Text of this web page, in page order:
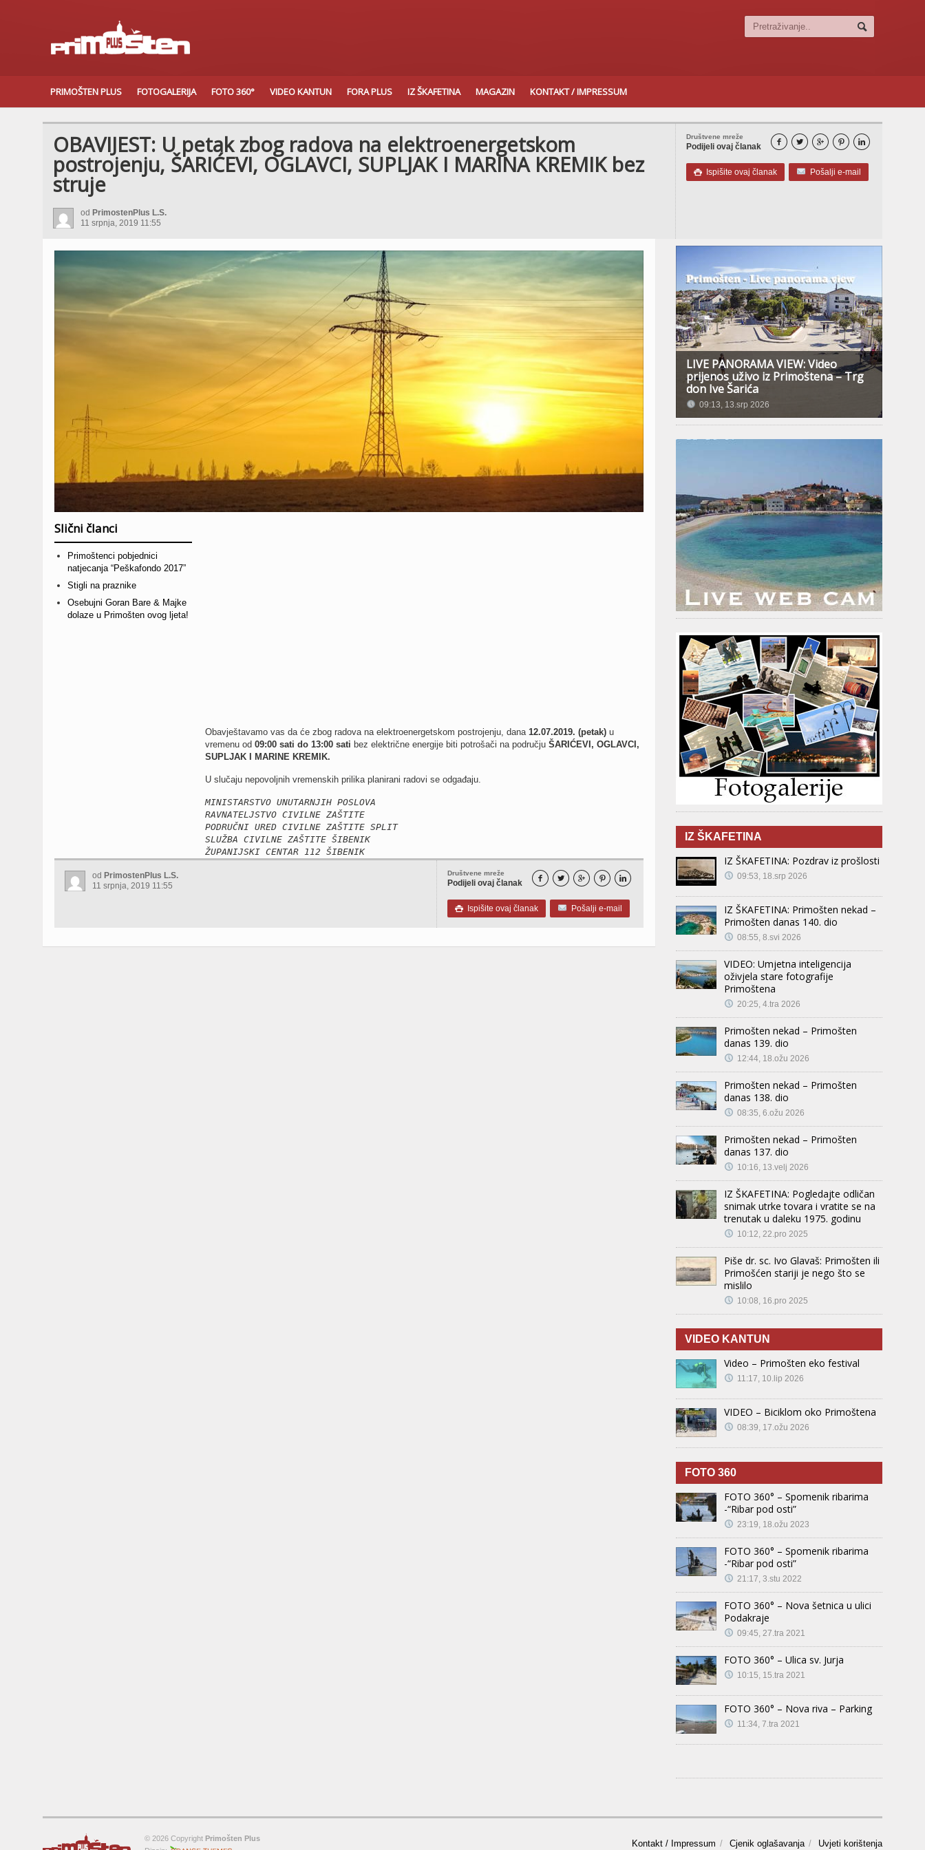
PRIMOŠTEN PLUS FOTOGALERIJA FOTO 360° VIDEO KANTUN FORA PLUS IZ ŠKAFETINA MAGAZIN KONTAKT / IMPRESSUM
Društvene mreže
Podijeli ovaj članak     
 Ispišite ovaj članak Pošalji e-mail
OBAVIJEST: U petak zbog radova na elektroenergetskom
postrojenju, ŠARIĆEVI, OGLAVCI, SUPLJAK I MARINA KREMIK bez
struje
od PrimostenPlus L.S.
11 srpnja, 2019 11:55
Slični članci
Primoštenci pobjednici
natjecanja “Peškafondo 2017”
Stigli na praznike
Osebujni Goran Bare & Majke
dolaze u Primošten ovog ljeta!
Obavještavamo vas da će zbog radova na elektroenergetskom postrojenju, dana 12.07.2019. (petak)u
vremenu od 09:00 sati do 13:00 sati bez električne energije biti potrošači na području ŠARIĆEVI, OGLAVCI,
SUPLJAK I MARINE KREMIK.
U slučaju nepovoljnih vremenskih prilika planirani radovi se odgađaju.
MINISTARSTVO UNUTARNJIH POSLOVA
RAVNATELJSTVO CIVILNE ZAŠTITE
PODRUČNI URED CIVILNE ZAŠTITE SPLIT
SLUŽBA CIVILNE ZAŠTITE ŠIBENIK
ŽUPANIJSKI CENTAR 112 ŠIBENIK
Društvene mreže
Podijeli ovaj članak     
 Ispišite ovaj članak Pošalji e-mail
od PrimostenPlus L.S.
11 srpnja, 2019 11:55
LIVE PANORAMA VIEW: Video
prijenos uživo iz Primoštena – Trg
don Ive Šarića
09:13, 13.srp 2026
IZ ŠKAFETINA
IZ ŠKAFETINA: Pozdrav iz prošlosti
09:53, 18.srp 2026
IZ ŠKAFETINA: Primošten nekad –
Primošten danas 140. dio
08:55, 8.svi 2026
VIDEO: Umjetna inteligencija
oživjela stare fotografije
Primoštena
20:25, 4.tra 2026
Primošten nekad – Primošten
danas 139. dio
12:44, 18.ožu 2026
Primošten nekad – Primošten
danas 138. dio
08:35, 6.ožu 2026
Primošten nekad – Primošten
danas 137. dio
10:16, 13.velj 2026
IZ ŠKAFETINA: Pogledajte odličan
snimak utrke tovara i vratite se na
trenutak u daleku 1975. godinu
10:12, 22.pro 2025
Piše dr. sc. Ivo Glavaš: Primošten ili
Primošćen stariji je nego što se
mislilo
10:08, 16.pro 2025
VIDEO KANTUN
Video – Primošten eko festival
11:17, 10.lip 2026
VIDEO – Biciklom oko Primoštena
08:39, 17.ožu 2026
FOTO 360
FOTO 360° – Spomenik ribarima
-“Ribar pod osti”
23:19, 18.ožu 2023
FOTO 360° – Spomenik ribarima
-“Ribar pod osti”
21:17, 3.stu 2022
FOTO 360° – Nova šetnica u ulici
Podakraje
09:45, 27.tra 2021
FOTO 360° – Ulica sv. Jurja
10:15, 15.tra 2021
FOTO 360° – Nova riva – Parking
11:34, 7.tra 2021
Kontakt / Impressum Cjenik oglašavanja Uvjeti korištenja
© 2026 Copyright Primošten Plus